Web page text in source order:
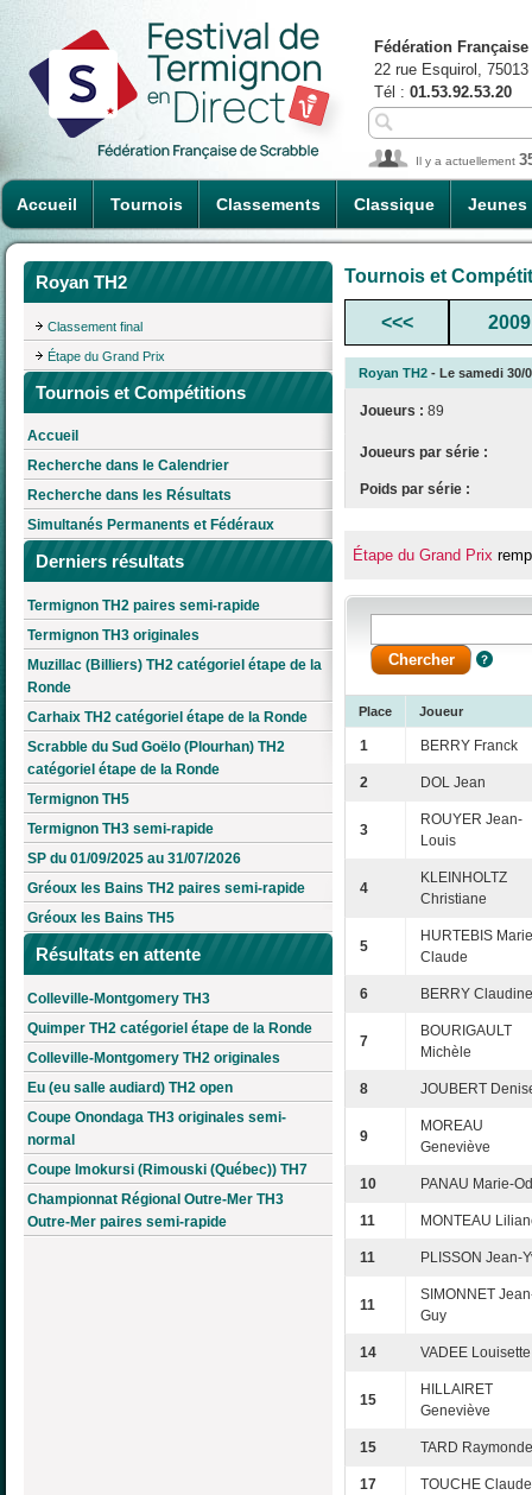
Accueil Tournois Classements Classique Jeunes
Fédération
22 rue Esquirol,
Tél : 01.53.92.53.20
Il y a actuellement
Royan TH2
Classement final
Étape du Grand Prix
Tournois et Compétitions
Accueil
Recherche dans le Calendrier
Recherche dans les Résultats
Simultanés Permanents et Fédéraux
Derniers résultats
Termignon TH2 paires semi-rapide
Termignon TH3 originales
Muzillac (Billiers) TH2 catégoriel étape de la
Ronde
Carhaix TH2 catégoriel étape de la Ronde
Scrabble du Sud Goëlo (Plourhan) TH2
catégoriel étape de la Ronde
Termignon TH5
Termignon TH3 semi-rapide
SP du 01/09/2025 au 31/07/2026
Gréoux les Bains TH2 paires semi-rapide
Gréoux les Bains TH5
Résultats en attente
Colleville-Montgomery TH3
Quimper TH2 catégoriel étape de la Ronde
Colleville-Montgomery TH2 originales
Eu (eu salle audiard) TH2 open
Coupe Onondaga TH3 originales semi-
normal
Coupe Imokursi (Rimouski (Québec)) TH7
Championnat Régional Outre-Mer TH3
Outre-Mer paires semi-rapide
Tournois et
<<< 2009
Royan TH2 - Le samedi 30/
Joueurs : 89
Joueurs par série :
Poids par série :
Étape du Grand Prix
Place Joueur
1 BERRY Franck
2 DOL Jean
3
ROUYER Jean-
Louis
4
KLEINHOLTZ
Christiane
5
HURTEBIS
Claude
6 BERRY Claudine
7
BOURIGAULT
Michèle
8 JOUBERT
9
MOREAU
Geneviève
10 PANAU Marie-
11 MONTEAU
11 PLISSON Jean-
11
SIMONNET
Guy
14 VADEE Louisette
15
HILLAIRET
Geneviève
15 TARD Raymonde
17 TOUCHE Claude